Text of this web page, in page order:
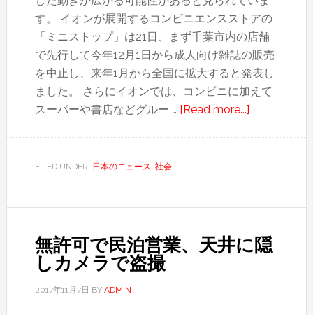
す。 イオンが展開するコンビニエンスストアの
「ミニストップ」は21日、まず千葉市内の店舗
で先行して今年12月1日から成人向け雑誌の販売
を中止し、来年1月から全国に拡大すると発表し
ました。 さらにイオンでは、コンビニに加えて
スーパーや書店などグルー … [Read more...]about
ト
ッ
FILED UNDER: 日本のニュース, 社会
無許可で民泊営業、天井に隠
しカメラで盗撮
2017年11月7日 BY ADMIN